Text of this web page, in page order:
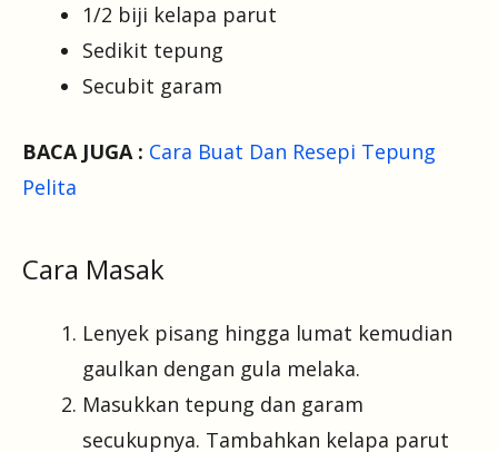
1/2 biji kelapa parut
Sedikit tepung
Secubit garam
BACA JUGA : Cara Buat Dan Resepi Tepung
Pelita
Cara Masak
Lenyek pisang hingga lumat kemudian
gaulkan dengan gula melaka.
Masukkan tepung dan garam
secukupnya. Tambahkan kelapa parut